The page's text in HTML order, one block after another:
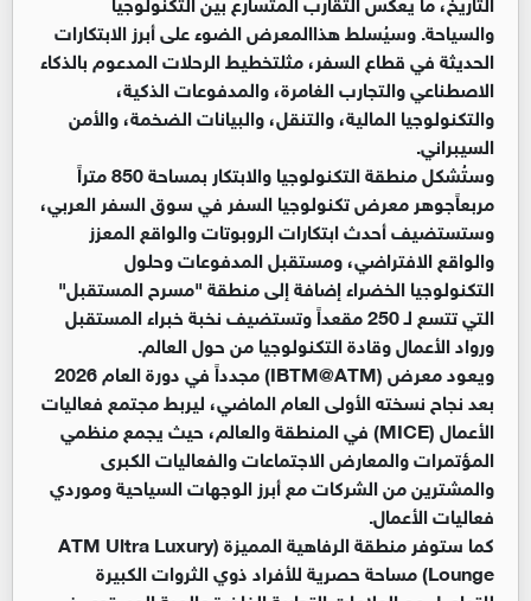
والسياحة. وسيُسلط هذاالمعرض الضوء على أبرز الابتكارات
الحديثة في قطاع السفر، مثلتخطيط الرحلات المدعوم بالذكاء
الاصطناعي والتجارب الغامرة، والمدفوعات الذكية،
والتكنولوجيا المالية، والتنقل، والبيانات الضخمة، والأمن
السيبراني.
وستُشكل منطقة التكنولوجيا والابتكار بمساحة 850 متراً
مربعاًجوهر معرض تكنولوجيا السفر في سوق السفر العربي،
وستستضيف أحدث ابتكارات الروبوتات والواقع المعزز
والواقع الافتراضي، ومستقبل المدفوعات وحلول
التكنولوجيا الخضراء إضافة إلى منطقة "مسرح المستقبل"
التي تتسع لـ 250 مقعداً وتستضيف نخبة خبراء المستقبل
ورواد الأعمال وقادة التكنولوجيا من حول العالم.
ويعود معرض (IBTM@ATM) مجدداً في دورة العام 2026
بعد نجاح نسخته الأولى العام الماضي، ليربط مجتمع فعاليات
الأعمال (MICE) في المنطقة والعالم، حيث يجمع منظمي
المؤتمرات والمعارض الاجتماعات والفعاليات الكبرى
والمشترين من الشركات مع أبرز الوجهات السياحية وموردي
فعاليات الأعمال.
كما ستوفر منطقة الرفاهية المميزة (ATM Ultra Luxury
Lounge) مساحة حصرية للأفراد ذوي الثروات الكبيرة